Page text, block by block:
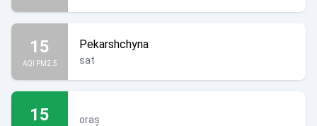
15
AQI PM2.5
Pekarshchyna
sat
15 oraș